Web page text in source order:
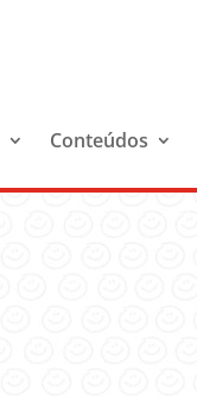
Conteúdos